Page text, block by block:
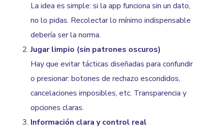
La idea es simple: si la app funciona sin un dato,
no lo pidas. Recolectar lo mínimo indispensable
debería ser la norma.
Jugar limpio (sin patrones oscuros)
Hay que evitar tácticas diseñadas para confundir
o presionar: botones de rechazo escondidos,
cancelaciones imposibles, etc. Transparencia y
opciones claras.
Información clara y control real